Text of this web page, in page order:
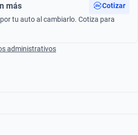
más
Cotizar
tu auto al cambiarlo. Cotiza para
administrativos